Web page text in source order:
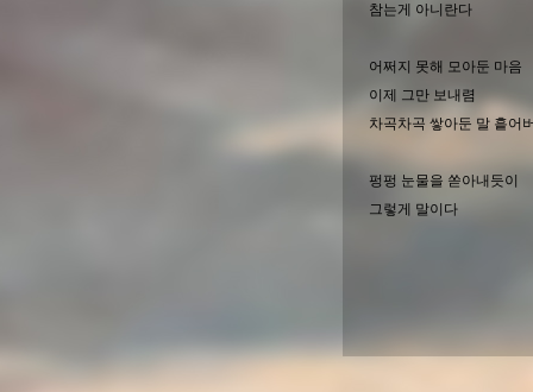
참는게 아니란다
어쩌지 못해 모아둔 마음
이제 그만 보내렴
차곡차곡 쌓아둔 말 흩어
펑펑 눈물을 쏟아내듯이
그렇게 말이다